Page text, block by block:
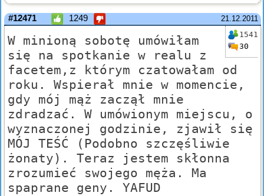
21.12.2011
#12471 1249
1541
30
W minioną sobotę umówiłam
się na spotkanie w realu z
facetem,z którym czatowałam od
roku. Wspierał mnie w momencie,
gdy mój mąż zaczął mnie
zdradzać. W umówionym miejscu, o
wyznaczonej godzinie, zjawił się
MÓJ TEŚĆ (Podobno szczęśliwie
żonaty). Teraz jestem skłonna
zrozumieć swojego męża. Ma
spaprane geny. YAFUD